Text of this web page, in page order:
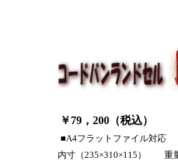
￥79，200（税込）
■A4フラットファイル対応
内寸（235×310×115） 重